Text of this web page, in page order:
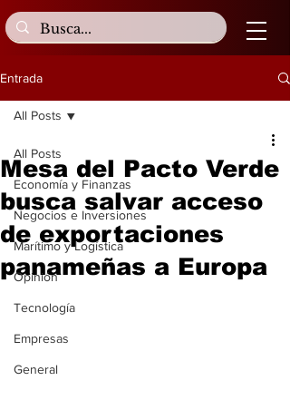
Entrada
All Posts
Economía y Finanzas
Negocios e Inversiones
Marítimo y Logística
Opinión
Tecnología
Empresas
General
All Posts
Mesa del Pacto Verde
busca salvar acceso
de exportaciones
panameñas a Europa